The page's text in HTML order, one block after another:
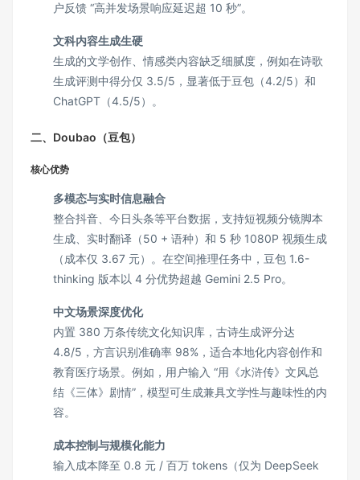
户反馈 “高并发场景响应延迟超 10 秒”。
文科内容生成生硬
生成的文学创作、情感类内容缺乏细腻度，例如在诗歌
生成评测中得分仅 3.5/5，显著低于豆包（4.2/5）和
ChatGPT（4.5/5）。
二、Doubao（豆包）
核心优势
多模态与实时信息融合
整合抖音、今日头条等平台数据，支持短视频分镜脚本
生成、实时翻译（50 + 语种）和 5 秒 1080P 视频生成
（成本仅 3.67 元）。在空间推理任务中，豆包 1.6-
thinking 版本以 4 分优势超越 Gemini 2.5 Pro。
中文场景深度优化
内置 380 万条传统文化知识库，古诗生成评分达
4.8/5，方言识别准确率 98%，适合本地化内容创作和
教育医疗场景。例如，用户输入 “用《水浒传》文风总
结《三体》剧情”，模型可生成兼具文学性与趣味性的内
容。
成本控制与规模化能力
输入成本降至 0.8 元 / 百万 tokens（仅为 DeepSeek